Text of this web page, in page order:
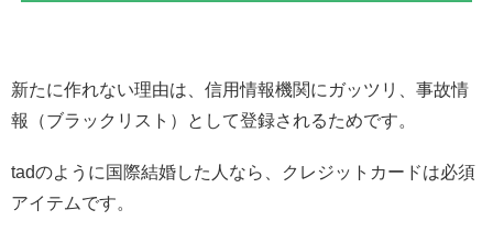
新たに作れない理由は、信用情報機関にガッツリ、事故情
報（ブラックリスト）として登録されるためです。
tadのように国際結婚した人なら、クレジットカードは必須
アイテムです。